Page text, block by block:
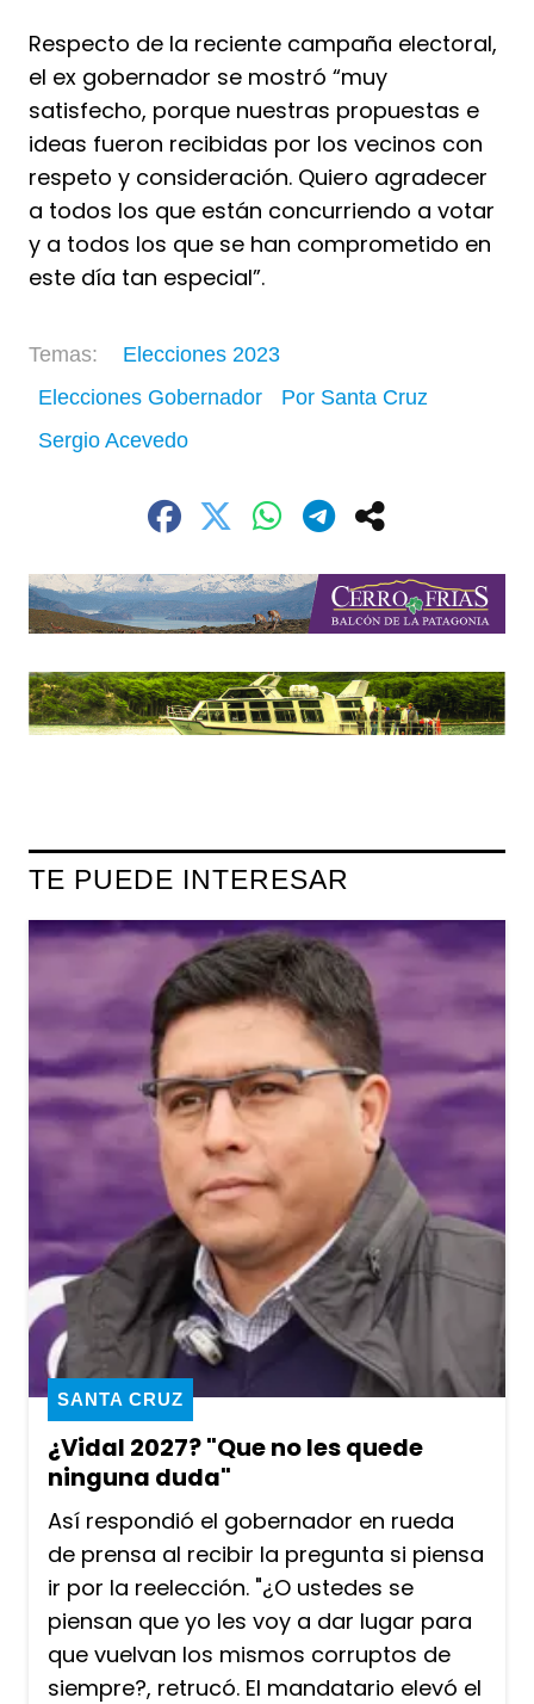
Respecto de la reciente campaña electoral,
el ex gobernador se mostró “muy
satisfecho, porque nuestras propuestas e
ideas fueron recibidas por los vecinos con
respeto y consideración. Quiero agradecer
a todos los que están concurriendo a votar
y a todos los que se han comprometido en
este día tan especial”.
Elecciones 2023
Elecciones Gobernador
Por Santa Cruz
Sergio Acevedo
TE PUEDE INTERESAR
¿Vidal 2027? "Que no les quede
ninguna duda"
SANTA CRUZ
Así respondió el gobernador en rueda
de prensa al recibir la pregunta si piensa
ir por la reelección. "¿O ustedes se
piensan que yo les voy a dar lugar para
que vuelvan los mismos corruptos de
siempre?, retrucó. El mandatario elevó el